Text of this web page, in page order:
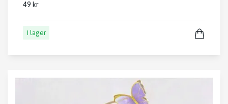
49 kr
I lager